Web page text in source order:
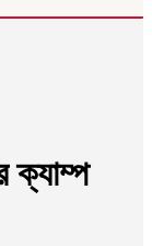
ক্যাম্প